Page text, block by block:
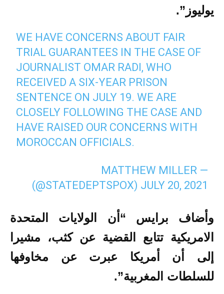
يوليوز”.
WE HAVE CONCERNS ABOUT FAIR
TRIAL GUARANTEES IN THE CASE OF
JOURNALIST OMAR RADI, WHO
RECEIVED A SIX-YEAR PRISON
SENTENCE ON JULY 19. WE ARE
CLOSELY FOLLOWING THE CASE AND
HAVE RAISED OUR CONCERNS WITH
MOROCCAN OFFICIALS.
— MATTHEW MILLER
(@STATEDEPTSPOX) JULY 20, 2021
وأضاف برايس “أن الولايات المتحدة
الامريكية تتابع القضية عن كثب، مشيرا
إلى أن أمريكا عبرت عن مخاوفها
للسلطات المغربية”.